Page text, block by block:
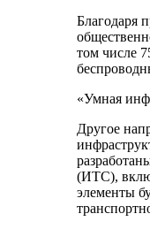
Благодаря
том числе
«Умная
Другое
(ИТС),
элементы